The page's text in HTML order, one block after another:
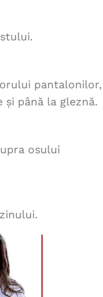
pantalonilor,
până la gleznă.
osului